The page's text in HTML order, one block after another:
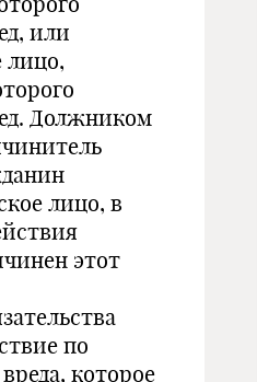
или
лицо,
Должником
лицо, в
этот
по
которое